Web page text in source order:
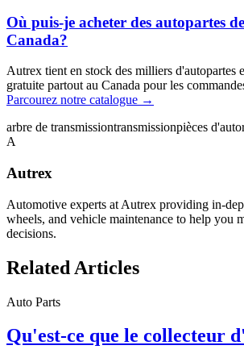
Où puis-je acheter des autopartes
Canada?
Autrex tient en stock des milliers d'autopartes
gratuite partout au Canada pour les
Parcourez notre catalogue →
arbre de transmissiontransmissionpièces d'auto
A
Autrex
Automotive experts at Autrex providing in-
wheels, and vehicle maintenance to help you
decisions.
Related Articles
Auto Parts
Qu'est-ce que le collecteur